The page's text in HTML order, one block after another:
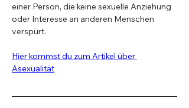
einer Person, die keine sexuelle Anziehung
oder Interesse an anderen Menschen
verspürt.
Hier kommst du zum Artikel über
Asexualität